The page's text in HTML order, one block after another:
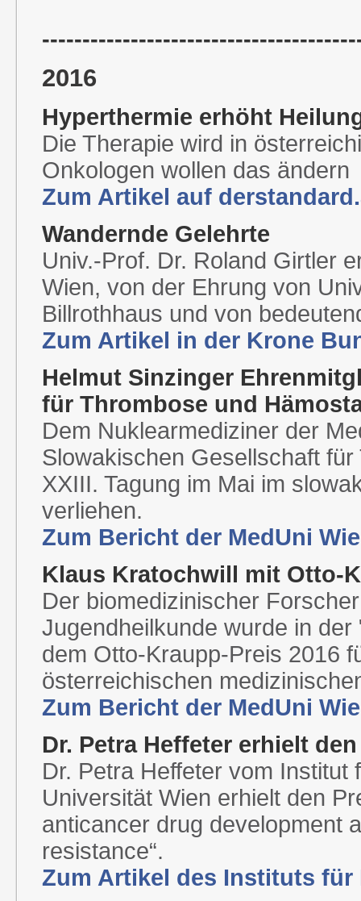
2016
Hyperthermie erhöht
Die Therapie wird in
Onkologen wollen das ändern
Zum Artikel auf
Wandernde Gelehrte
Univ.-Prof. Dr. Roland Girtler
Wien, von der Ehrung von
Billrothhaus und von
Zum Artikel in der Krone
Helmut Sinzinger
für Thrombose und
Dem Nuklearmediziner der
Slowakischen Gesellschaft
XXIII. Tagung im Mai im
verliehen.
Zum Bericht der MedUni
Klaus Kratochwill mit Otto-
Der biomedizinischer
Jugendheilkunde wurde in
dem Otto-Kraupp-Preis 2016
österreichischen
Zum Bericht der MedUni
Dr. Petra Heffeter erhielt
Dr. Petra Heffeter vom
Universität Wien erhielt den
anticancer drug development
resistance“.
Zum Artikel des Instituts